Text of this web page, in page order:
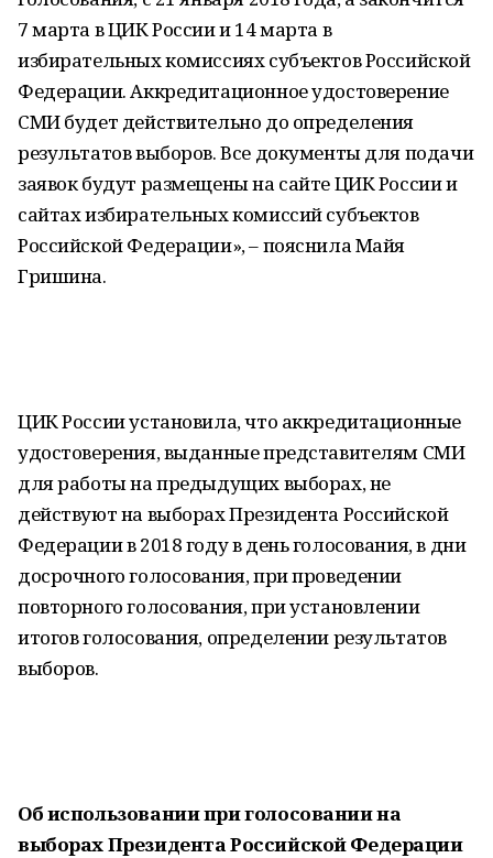
7 марта в ЦИК России и 14 марта в
избирательных комиссиях субъектов Российской
Федерации. Аккредитационное удостоверение
СМИ будет действительно до определения
результатов выборов. Все документы для подачи
заявок будут размещены на сайте ЦИК России и
сайтах избирательных комиссий субъектов
Российской Федерации», – пояснила Майя
Гришина.
ЦИК России установила, что аккредитационные
удостоверения, выданные представителям СМИ
для работы на предыдущих выборах, не
действуют на выборах Президента Российской
Федерации в 2018 году в день голосования, в дни
досрочного голосования, при проведении
повторного голосования, при установлении
итогов голосования, определении результатов
выборов.
Об использовании при голосовании на
выборах Президента Российской Федерации